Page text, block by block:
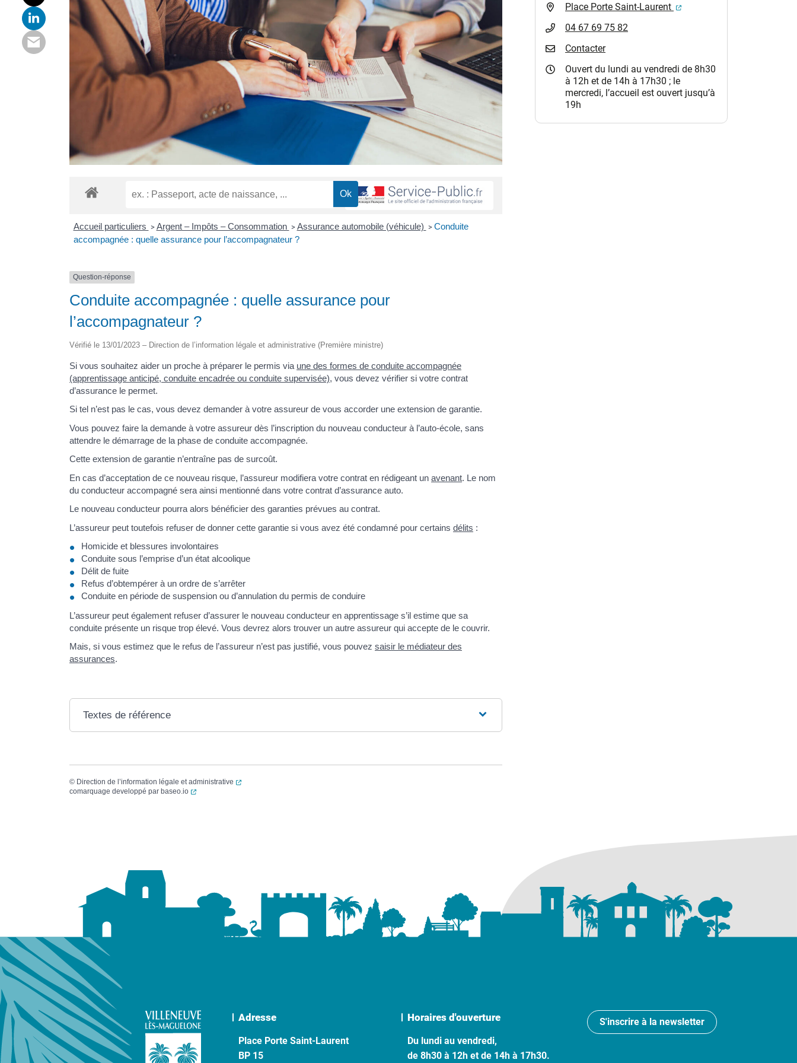
Accueil particuliers > Argent – Impôts – Consommation > Assurance automobile (véhicule) > Conduite
accompagnée : quelle assurance pour l’accompagnateur ?
Question-réponse
Conduite accompagnée : quelle assurance pour
l’accompagnateur ?
Vérifié le 13/01/2023 – Direction de l’information légale et administrative (Première ministre)
Si vous souhaitez aider un proche à préparer le permis via une des formes de conduite accompagnée
(apprentissage anticipé, conduite encadrée ou conduite supervisée), vous devez vérifier si votre contrat
d’assurance le permet.
Si tel n’est pas le cas, vous devez demander à votre assureur de vous accorder une extension de garantie.
Vous pouvez faire la demande à votre assureur dès l’inscription du nouveau conducteur à l’auto-école, sans
attendre le démarrage de la phase de conduite accompagnée.
Cette extension de garantie n’entraîne pas de surcoût.
En cas d’acceptation de ce nouveau risque, l’assureur modifiera votre contrat en rédigeant un avenant. Le nom
du conducteur accompagné sera ainsi mentionné dans votre contrat d’assurance auto.
Le nouveau conducteur pourra alors bénéficier des garanties prévues au contrat.
L’assureur peut toutefois refuser de donner cette garantie si vous avez été condamné pour certains délits :
Homicide et blessures involontaires
Conduite sous l’emprise d’un état alcoolique
Délit de fuite
Refus d’obtempérer à un ordre de s’arrêter
Conduite en période de suspension ou d’annulation du permis de conduire
L’assureur peut également refuser d’assurer le nouveau conducteur en apprentissage s’il estime que sa
conduite présente un risque trop élevé. Vous devrez alors trouver un autre assureur qui accepte de le couvrir.
Mais, si vous estimez que le refus de l’assureur n’est pas justifié, vous pouvez saisir le médiateur des
assurances.
Textes de référence
© Direction de l’information légale et administrative
(ouverture dans un nouvel onglet)
comarquage developpé par baseo.io (ouverture dans un nouvel onglet)
Place Porte Saint-Laurent
(ouverture dans un nouvel
04 67 69 75 82
Contacter
Ouvert du lundi au vendredi de 8h30
à 12h et de 14h à 17h30 ; le
mercredi, l’accueil est ouvert jusqu’à
19h
Adresse
Place Porte Saint-Laurent
BP 15
Horaires d'ouverture
Du lundi au vendredi,
de 8h30 à 12h et de 14h à 17h30.
S'inscrire à la newsletter